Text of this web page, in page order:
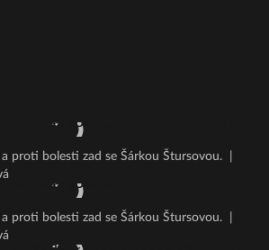
proti bolesti zad se Šárkou Štursovou.
proti bolesti zad se Šárkou Štursovou.